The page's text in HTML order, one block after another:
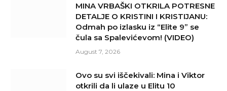
MINA VRBAŠKI OTKRILA POTRESNE
DETALJE O KRISTINI I KRISTIJANU:
Odmah po izlasku iz “Elite 9” se
čula sa Spalevićevom! (VIDEO)
August 7, 2026
Ovo su svi iščekivali: Mina i Viktor
otkrili da li ulaze u Elitu 10